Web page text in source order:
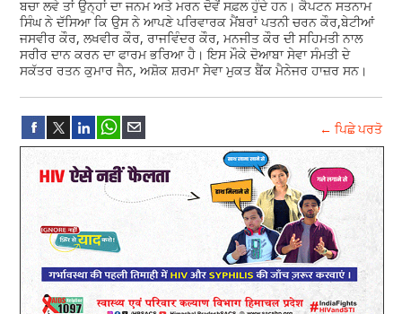
ਬਚਾ ਲਵੇ ਤਾਂ ਉਨ੍ਹਾਂ ਦਾ ਜਨਮ ਅਤੇ ਮਰਨ ਦੋਵੇਂ ਸਫ਼ਲ ਹੁੰਦੇ ਹਨ। ਕੈਪਟਨ ਸਤਨਾਮ
ਸਿੰਘ ਨੇ ਦੱਸਿਆ ਕਿ ਉਸ ਨੇ ਆਪਣੇ ਪਰਿਵਾਰਕ ਮੈਂਬਰਾਂ ਪਤਨੀ ਚਰਨ ਕੌਰ,ਬੇਟੀਆਂ
ਜਸਵੀਰ ਕੌਰ, ਲਖਵੀਰ ਕੌਰ, ਰਾਜਵਿੰਦਰ ਕੌਰ, ਮਨਜੀਤ ਕੌਰ ਦੀ ਸਹਿਮਤੀ ਨਾਲ
ਸਰੀਰ ਦਾਨ ਕਰਨ ਦਾ ਫਾਰਮ ਭਰਿਆ ਹੈ। ਇਸ ਮੌਕੇ ਦੋਆਬਾ ਸੇਵਾ ਸੰਮਤੀ ਦੇ
ਸਕੱਤਰ ਰਤਨ ਕੁਮਾਰ ਜੈਨ, ਅਸ਼ੋਕ ਸ਼ਰਮਾ ਸੇਵਾ ਮੁਕਤ ਬੈਂਕ ਮੈਨੇਜਰ ਹਾਜ਼ਰ ਸਨ।
← ਪਿਛੇ ਪਰਤੋ